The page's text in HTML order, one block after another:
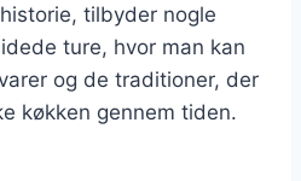
tilbyder nogle
ture, hvor man kan
og de traditioner, der
køkken gennem tiden.